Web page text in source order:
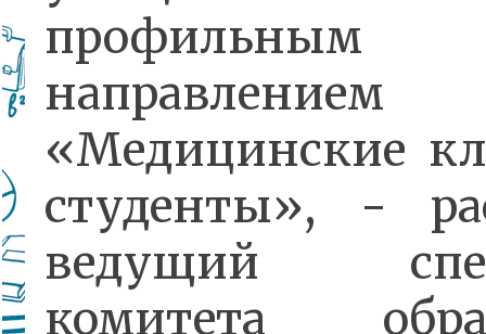
профильным
направлением
«Медицинские
студенты», -
ведущий
комитета